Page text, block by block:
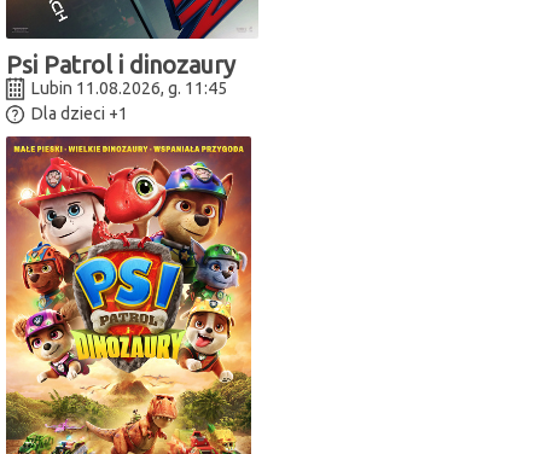
Psi Patrol i dinozaury
Lubin 11.08.2026, g. 11:45
Dla dzieci +1